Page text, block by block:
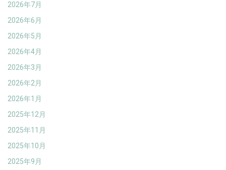
2026年7月
2026年6月
2026年5月
2026年4月
2026年3月
2026年2月
2026年1月
2025年12月
2025年11月
2025年10月
2025年9月